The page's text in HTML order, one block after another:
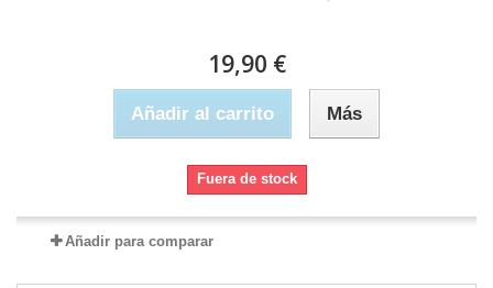
19,90 €
Añadir al carrito Más
Fuera de stock
Añadir para comparar